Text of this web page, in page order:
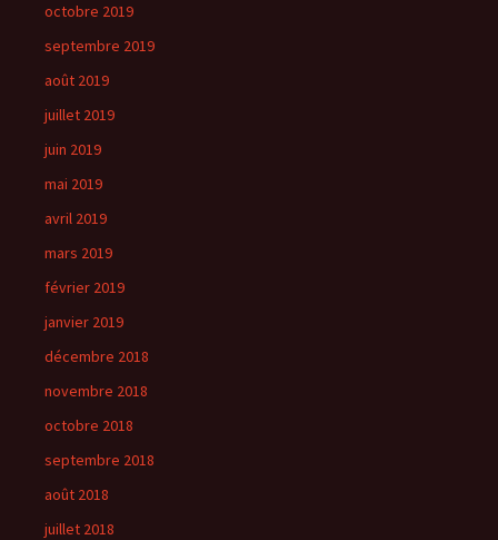
octobre 2019
septembre 2019
août 2019
juillet 2019
juin 2019
mai 2019
avril 2019
mars 2019
février 2019
janvier 2019
décembre 2018
novembre 2018
octobre 2018
septembre 2018
août 2018
juillet 2018